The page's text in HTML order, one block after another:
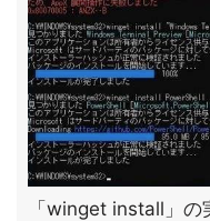
「winget install」の